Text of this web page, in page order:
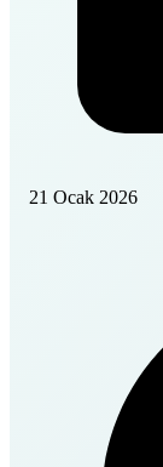
21 Ocak 2026